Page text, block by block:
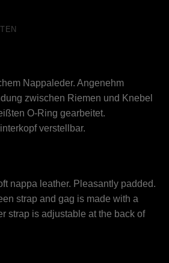
Nappaleder. Angenehm
zwischen Riemen und Knebel
O-Ring gearbeitet.
verstellbar.
nappa leather. Pleasantly padded.
strap and gag is made with a
strap is adjustable at the back of